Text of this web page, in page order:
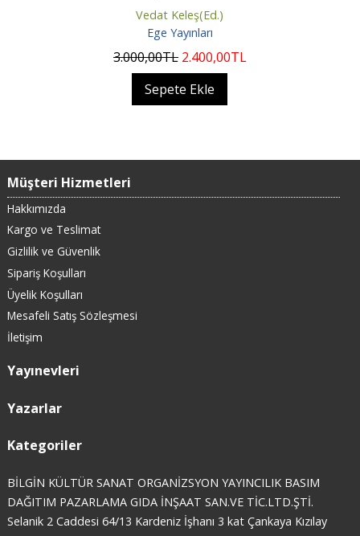
Vedat Keleş(Ed.)
Ege Yayınları
3.000,00TL 2.400,00TL
Sepete Ekle
Müşteri Hizmetleri
Hakkımızda
Kargo ve Teslimat
Gizlilik ve Güvenlik
Sipariş Koşulları
Üyelik Koşulları
Mesafeli Satış Sözleşmesi
İletişim
Yayınevleri
Yazarlar
Kategoriler
BİLGİN KÜLTÜR SANAT ORGANİZSYON YAYINCILIK BASIM
DAĞITIM PAZARLAMA GIDA İNŞAAT SAN.VE TİC.LTD.ŞTİ.
Selanik 2 Caddesi 64/13 Kardeniz İşhanı 3 kat Çankaya Kızılay